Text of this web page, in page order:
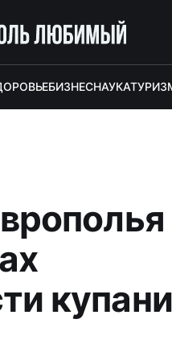
БИЗНЕСНАУКА